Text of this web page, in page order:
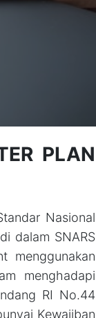
PLAN
Nasional
dalam SNARS
menggunakan
menghadapi
RI No.44
Kewajiban